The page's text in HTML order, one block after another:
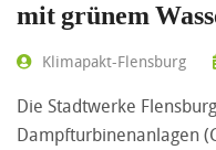
mit grünem
Klimapakt-Flensburg
Die Stadtwerke
Dampfturbinenanlagen